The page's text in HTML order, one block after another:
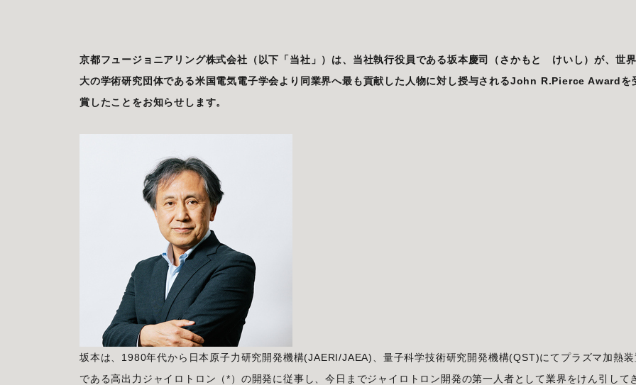
京都フュージョニアリング株式会社（以下「当社」）は、当社執行役員である坂本慶司（さかもと けいし）が、世
大の学術研究団体である米国電気電子学会より同業界へ最も貢献した人物に対し授与されるJohn R.Pierce Awardを
賞したことをお知らせします。
坂本は、1980年代から日本原子力研究開発機構(JAERI/JAEA)、量子科学技術研究開発機構(QST)にてプラズマ加熱装
である高出力ジャイロトロン（*）の開発に従事し、今日までジャイロトロン開発の第一人者として業界をけん引して